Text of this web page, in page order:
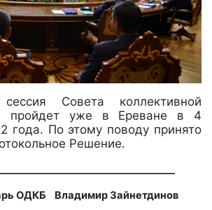
Совета коллективной
пройдет уже в Ереване в 4
года. По этому поводу принято
Решение.
ОДКБ Владимир Зайнетдинов